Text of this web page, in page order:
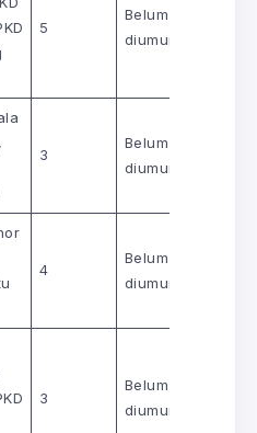
5
Belum
diumumkan
3
Belum
diumumkan
4
Belum
diumumkan
3
Belum
diumumkan